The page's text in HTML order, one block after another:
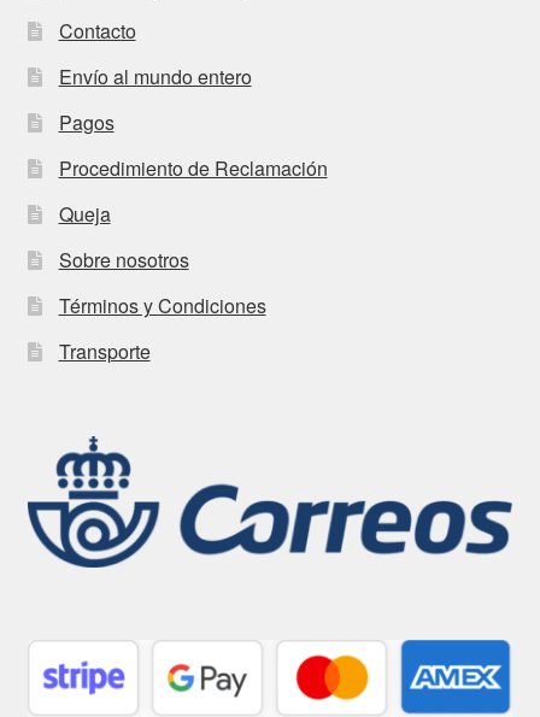
Contacto
Envío al mundo entero
Pagos
Procedimiento de Reclamación
Queja
Sobre nosotros
Términos y Condiciones
Transporte